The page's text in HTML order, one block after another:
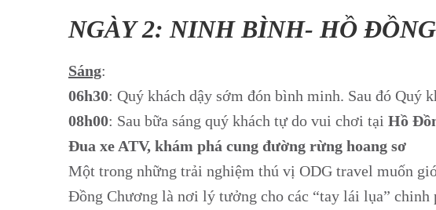
NGÀY 2: NINH BÌNH- HỒ
Sáng:
06h30: Quý khách dậy sớm đón bình minh. Sau đó Quý
08h00: Sau bữa sáng quý khách tự do vui chơi tại Hồ
Đua xe ATV, khám phá cung đường rừng hoang sơ
Một trong những trải nghiệm thú vị ODG travel muốn
Đồng Chương là nơi lý tưởng cho các “tay lái lụa” chinh